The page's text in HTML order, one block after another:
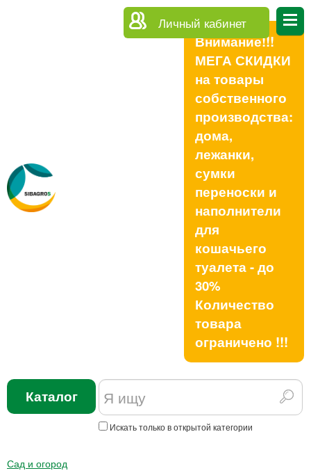
Личный кабинет
Внимание!!!
МЕГА СКИДКИ
на товары
собственного
производства:
дома,
лежанки,
сумки
переноски и
наполнители
для
кошачьего
туалета - до
30%
Количество
товара
ограничено !!!
Каталог
Искать только в открытой категории
Сад и огород